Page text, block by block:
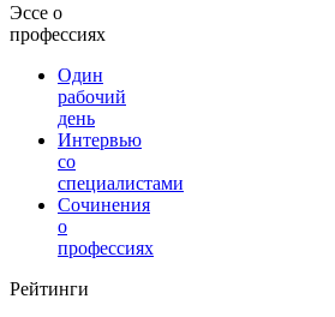
Эссе о
профессиях
Один
рабочий
день
Интервью
со
специалистами
Сочинения
о
профессиях
Рейтинги